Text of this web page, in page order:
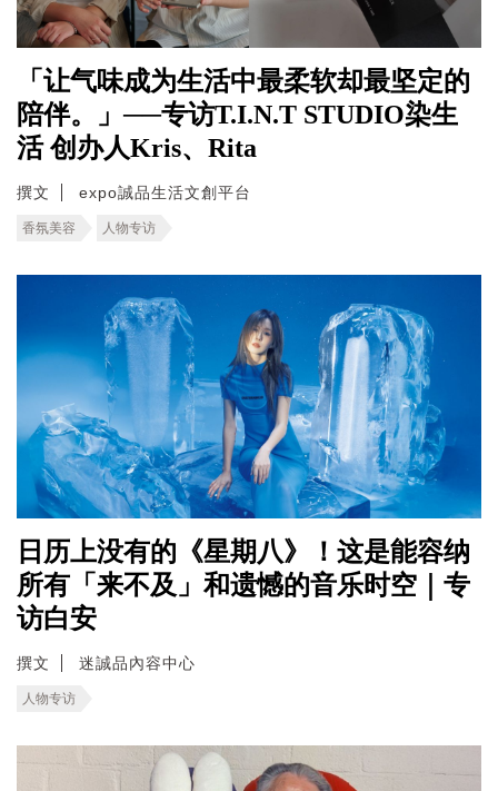
「让气味成为生活中最柔软却最坚定的
陪伴。」──专访T.I.N.T STUDIO染生
活 创办人Kris、Rita
撰文 expo誠品生活文創平台
香氛美容 人物专访
日历上没有的《星期八》！这是能容纳
所有「来不及」和遗憾的音乐时空｜专
访白安
撰文 迷誠品內容中心
人物专访